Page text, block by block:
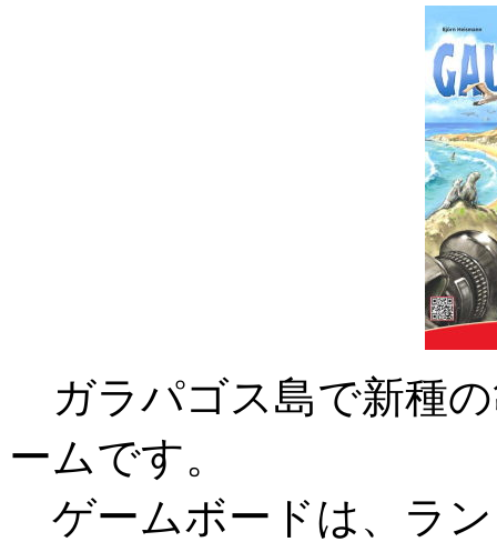
ガラパゴス島で新種
ームです。
ゲームボードは、ラ